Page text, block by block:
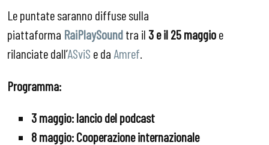
Le puntate saranno diffuse sulla
piattaforma RaiPlaySoundtra il 3 e il 25 maggioe
rilanciate dall’ASviS e da Amref.
Programma:
3 maggio:lancio del podcast
8 maggio:Cooperazione internazionale